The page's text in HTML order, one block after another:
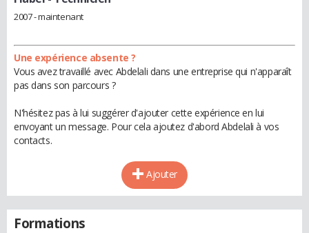
2007 - maintenant
Une expérience absente ?
Vous avez travaillé avec Abdelali dans une entreprise qui n'apparaît
pas dans son parcours ?
N'hésitez pas à lui suggérer d'ajouter cette expérience en lui
envoyant un message. Pour cela ajoutez d'abord Abdelali à vos
contacts.
Ajouter
Formations